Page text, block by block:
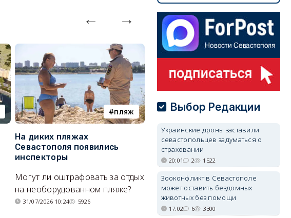
пляж
На диких пляжах
Севастополя появились
инспекторы
Могут ли оштрафовать за отдых
на необорудованном пляже?
31/07/2026 10:24 5926
туризм
Двух москвичей на
сапбордах унесло от берега
Крыма на километр в море
Спасатели благополучно
вернули туристов обратно на
сушу.
29/07/2026 17:03 6380
Выбор Редакции
Украинские дроны заставили
севастопольцев задуматься о
страховании
20:01 2 1522
Зооконфликт в Севастополе
может оставить бездомных
животных без помощи
17:02 6 3300